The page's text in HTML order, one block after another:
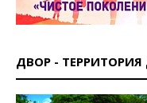
ДВОР - ТЕРРИТОРИЯ